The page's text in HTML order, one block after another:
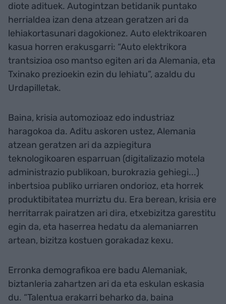
diote adituek. Autogintzan betidanik puntako
herrialdea izan dena atzean geratzen ari da
lehiakortasunari dagokionez. Auto elektrikoaren
kasua horren erakusgarri: “Auto elektrikora
trantsizioa oso mantso egiten ari da Alemania, eta
Txinako prezioekin ezin du lehiatu”, azaldu du
Urdapilletak.
Baina, krisia automozioaz edo industriaz
haragokoa da. Aditu askoren ustez, Alemania
atzean geratzen ari da azpiegitura
teknologikoaren esparruan (digitalizazio motela
administrazio publikoan, burokrazia gehiegi...)
inbertsioa publiko urriaren ondorioz, eta horrek
produktibitatea murriztu du. Era berean, krisia ere
herritarrak pairatzen ari dira, etxebizitza garestitu
egin da, eta haserrea hedatu da alemaniarren
artean, bizitza kostuen gorakadaz kexu.
Erronka demografikoa ere badu Alemaniak,
biztanleria zahartzen ari da eta eskulan eskasia
du. “Talentua erakarri beharko da, baina